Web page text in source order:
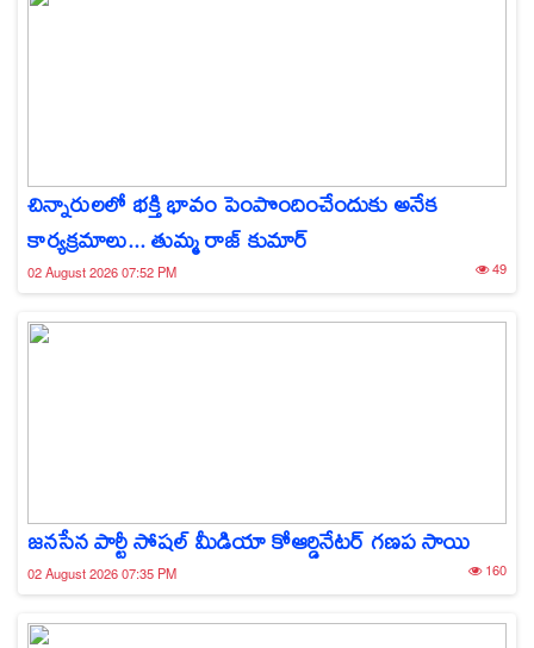
చిన్నారులలో భక్తి భావం పెంపొందించేందుకు అనేక
కార్యక్రమాలు... తుమ్మ రాజ్ కుమార్
02 August 2026 07:52 PM 49
జనసేన పార్టీ సోషల్ మీడియా కోఆర్డినేటర్ గణప సాయి
02 August 2026 07:35 PM 160